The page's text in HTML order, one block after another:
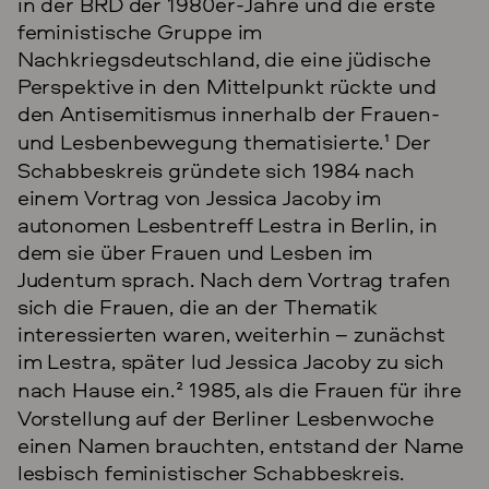
feministische Gruppe im
Nachkriegsdeutschland, die eine jüdische
Perspektive in den Mittelpunkt rückte und
den Antisemitismus innerhalb der Frauen-
und Lesbenbewegung thematisierte.1 Der
Schabbeskreis gründete sich 1984 nach
einem Vortrag von Jessica Jacoby im
autonomen Lesbentreff Lestra in Berlin, in
dem sie über Frauen und Lesben im
Judentum sprach. Nach dem Vortrag trafen
sich die Frauen, die an der Thematik
interessierten waren, weiterhin – zunächst
im Lestra, später lud Jessica Jacoby zu sich
nach Hause ein.2 1985, als die Frauen für ihre
Vorstellung auf der Berliner Lesbenwoche
einen Namen brauchten, entstand der Name
lesbisch feministischer Schabbeskreis.